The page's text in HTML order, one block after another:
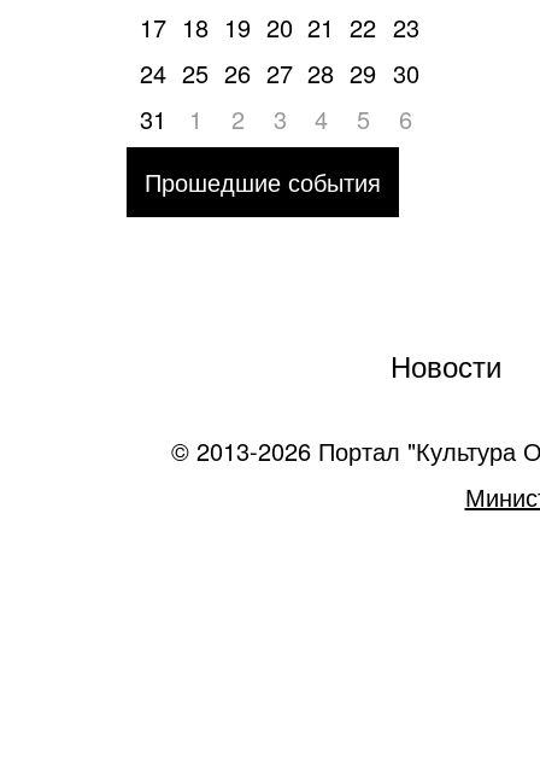
17 18 19 20 21 22 23
24 25 26 27 28 29 30
31
1 2 3 4 5
6
Прошедшие события
Новости
© 2013-2026 Портал "Культура